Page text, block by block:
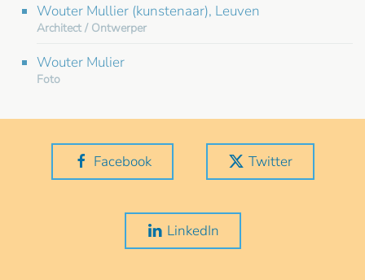
Wouter Mullier (kunstenaar), Leuven
Architect / Ontwerper
Wouter Mulier
Foto
Facebook Twitter
LinkedIn